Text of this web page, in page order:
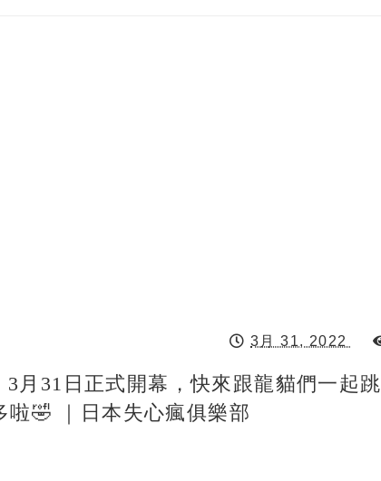
3月 31, 2022
月31日正式開幕，快來跟龍貓們一起跳
🤣 ｜日本失心瘋俱樂部